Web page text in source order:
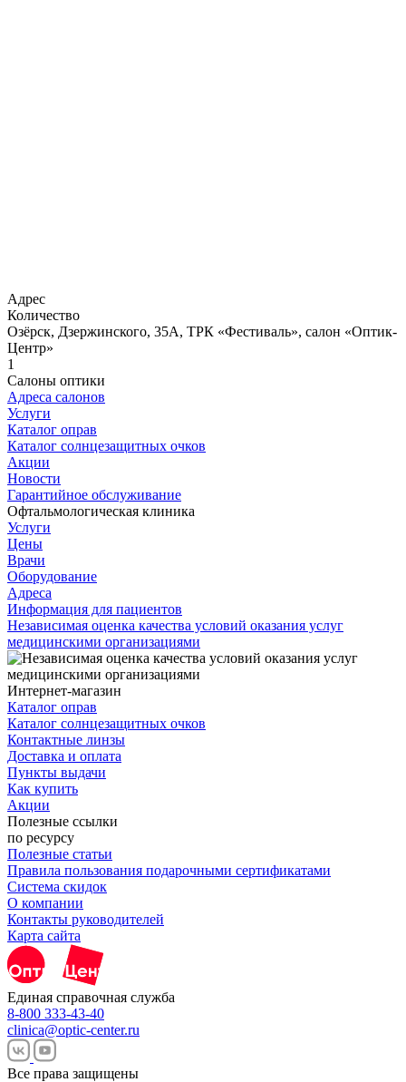
Адрес
Количество
Озёрск, Дзержинского, 35А, ТРК «Фестиваль», салон «Оптик-
Центр»
1
Салоны оптики
Адреса салонов
Услуги
Каталог оправ
Каталог солнцезащитных очков
Акции
Новости
Гарантийное обслуживание
Офтальмологическая клиника
Услуги
Цены
Врачи
Оборудование
Адреса
Информация для пациентов
Независимая оценка качества условий оказания услуг
медицинскими организациями
Интернет-магазин
Каталог оправ
Каталог солнцезащитных очков
Контактные линзы
Доставка и оплата
Пункты выдачи
Как купить
Акции
Полезные ссылки
по ресурсу
Полезные статьи
Правила пользования подарочными сертификатами
Система скидок
О компании
Контакты руководителей
Карта сайта
Единая справочная служба
8-800 333-43-40
clinica@optic-center.ru
Все права защищены